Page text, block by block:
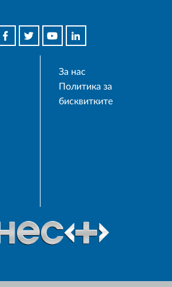
За нас
Политика за
бисквитките